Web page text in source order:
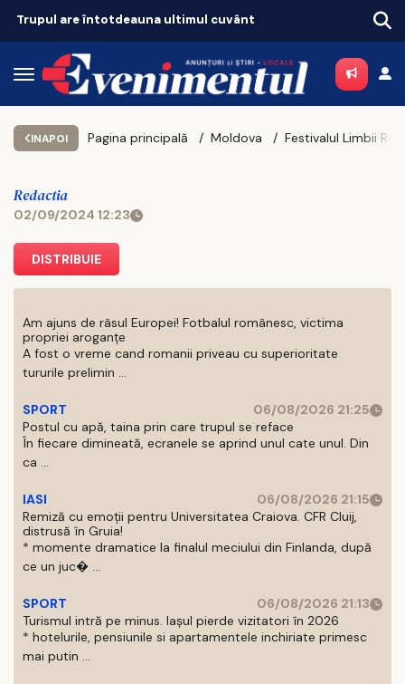
Tot mai mulți ieșeni ajung să depindă de ajutoarele sociale. Topul celor mai sărace comune
INAPOI Pagina principală Moldova
Redactia
02/09/2024 12:23
DISTRIBUIE
Am ajuns de râsul Europei! Fotbalul românesc, victima
propriei aroganțe
A fost o vreme cand romanii priveau cu superioritate
tururile prelimin ...
SPORT
06/08/2026 21:25
Postul cu apă, taina prin care trupul se reface
În fiecare dimineată, ecranele se aprind unul cate unul. Din
ca ...
IASI
06/08/2026 21:15
Remiză cu emoții pentru Universitatea Craiova. CFR Cluij,
distrusă în Gruia!
* momente dramatice la finalul meciului din Finlanda, după
ce un juc� ...
SPORT
06/08/2026 21:13
Turismul intră pe minus. Iașul pierde vizitatori în 2026
* hotelurile, pensiunile si apartamentele inchiriate primesc
mai putin ...